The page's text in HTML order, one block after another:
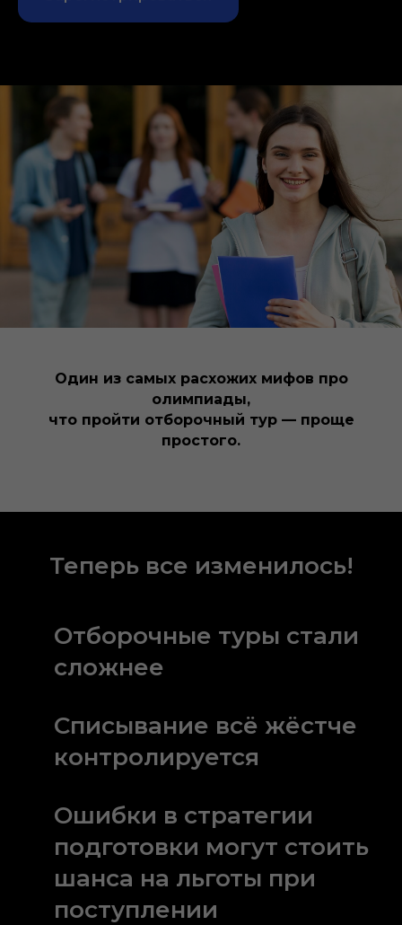
Один из самых расхожих мифов про
олимпиады,
что пройти отборочный тур — проще
простого.
Теперь все изменилось!
Отборочные туры стали
сложнее
Списывание всё жёстче
контролируется
Ошибки в стратегии
подготовки могут стоить
шанса на льготы при
поступлении